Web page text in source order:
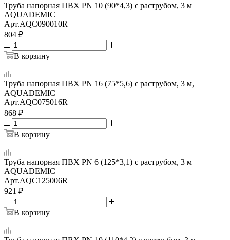
Труба напорная ПВХ PN 10 (90*4,3) с раструбом, 3 м
AQUADEMIC
Арт.AQC090010R
804 ₽
В корзину
Труба напорная ПВХ PN 16 (75*5,6) с раструбом, 3 м,
AQUADEMIC
Арт.AQC075016R
868 ₽
В корзину
Труба напорная ПВХ PN 6 (125*3,1) с раструбом, 3 м
AQUADEMIC
Арт.AQC125006R
921 ₽
В корзину